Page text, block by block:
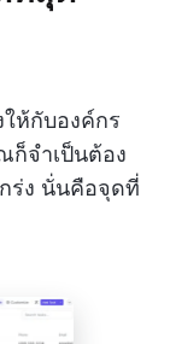
ห้กับองค์กร
จำเป็นต้อง
ร่ง นั่นคือจุดที่